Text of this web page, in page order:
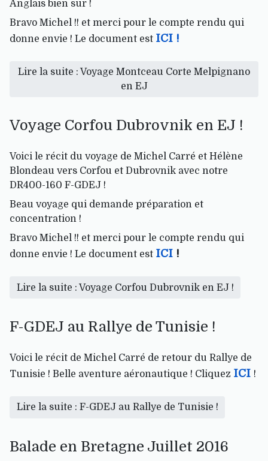
Anglais bien sur !
Bravo Michel !! et merci pour le compte rendu qui
donne envie ! Le document est ICI !
Lire la suite : Voyage Montceau Corte Melpignano
en EJ
Voyage Corfou Dubrovnik en EJ !
Voici le récit du voyage de Michel Carré et Hélène
Blondeau vers Corfou et Dubrovnik avec notre
DR400-160 F-GDEJ !
Beau voyage qui demande préparation et
concentration !
Bravo Michel !! et merci pour le compte rendu qui
donne envie ! Le document est ICI !
Lire la suite : Voyage Corfou Dubrovnik en EJ !
F-GDEJ au Rallye de Tunisie !
Voici le récit de Michel Carré de retour du Rallye de
Tunisie ! Belle aventure aéronautique ! Cliquez ICI !
Lire la suite : F-GDEJ au Rallye de Tunisie !
Balade en Bretagne Juillet 2016